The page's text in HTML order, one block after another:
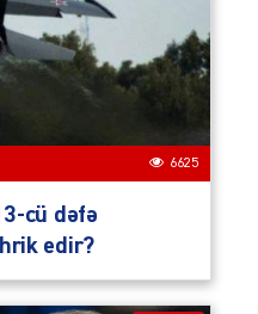
6625
cü dəfə
edir?